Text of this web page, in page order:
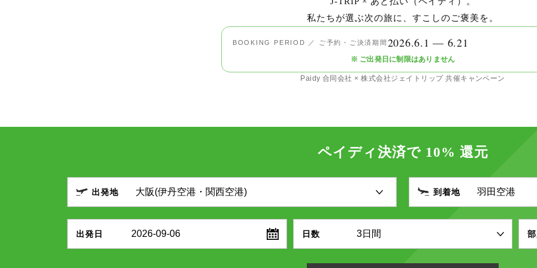
私たちが選ぶ次の旅に、すこしのご褒美を。
BOOKING PERIOD ／ ご予約・ご決済期間 2026.6.1 — 6.21
※ ご出発日に制限はありません
Paidy 合同会社 × 株式会社ジェイトリップ 共催キャンペーン
ペイディ決済で 10% 還元
出発地 到着地
出発日 2026-09-06 日数